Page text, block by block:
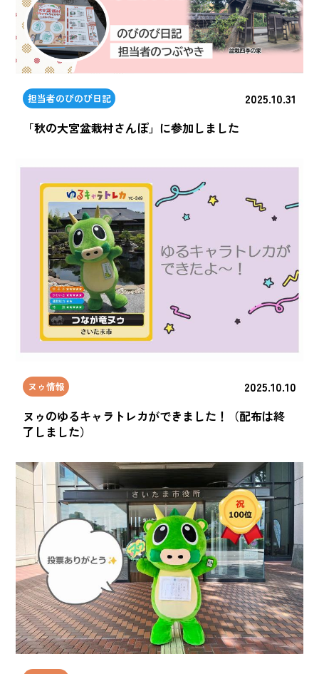
担当者のびのび日記
2025.10.31
「秋の大宮盆栽村さんぽ」に参加しました
ヌゥ情報
2025.10.10
ヌゥのゆるキャラトレカができました！（配布は終
了しました）